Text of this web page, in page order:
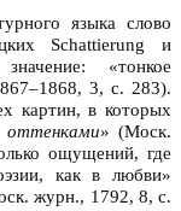
языка слово
Schattierung и
«тонкое
3, с. 283).
картин, в которых
оттенками» (Моск.
ощущений, где
как в любви»
журн., 1792, 8, с.